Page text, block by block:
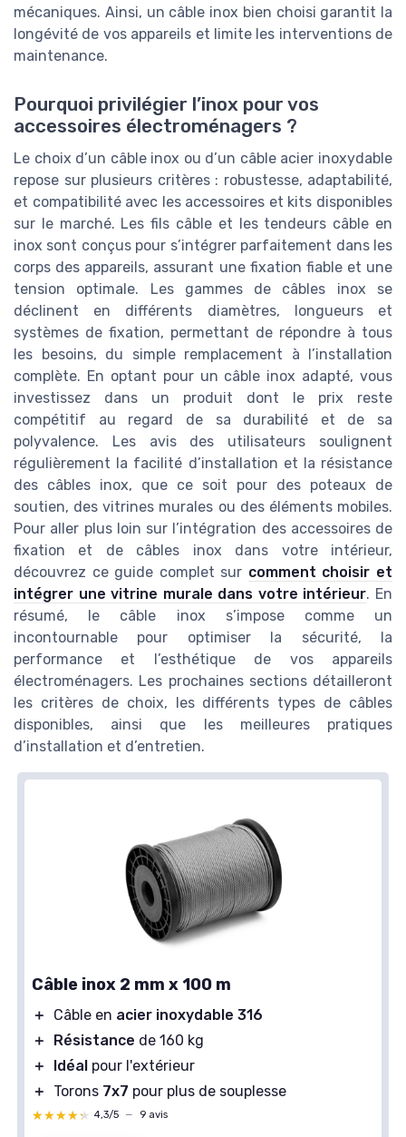
mécaniques. Ainsi, un câble inox bien choisi garantit la
longévité de vos appareils et limite les interventions de
maintenance.
Pourquoi privilégier l’inox pour vos
accessoires électroménagers ?
Le choix d’un câble inox ou d’un câble acier inoxydable
repose sur plusieurs critères : robustesse, adaptabilité,
et compatibilité avec les accessoires et kits disponibles
sur le marché. Les fils câble et les tendeurs câble en
inox sont conçus pour s’intégrer parfaitement dans les
corps des appareils, assurant une fixation fiable et une
tension optimale. Les gammes de câbles inox se
déclinent en différents diamètres, longueurs et
systèmes de fixation, permettant de répondre à tous
les besoins, du simple remplacement à l’installation
complète. En optant pour un câble inox adapté, vous
investissez dans un produit dont le prix reste
compétitif au regard de sa durabilité et de sa
polyvalence. Les avis des utilisateurs soulignent
régulièrement la facilité d’installation et la résistance
des câbles inox, que ce soit pour des poteaux de
soutien, des vitrines murales ou des éléments mobiles.
Pour aller plus loin sur l’intégration des accessoires de
fixation et de câbles inox dans votre intérieur,
découvrez ce guide complet sur comment choisir et
intégrer une vitrine murale dans votre intérieur. En
résumé, le câble inox s’impose comme un
incontournable pour optimiser la sécurité, la
performance et l’esthétique de vos appareils
électroménagers. Les prochaines sections détailleront
les critères de choix, les différents types de câbles
disponibles, ainsi que les meilleures pratiques
d’installation et d’entretien.
Câble inox 2 mm x 100 m
＋ Câble en acier inoxydable 316
＋
Résistance de 160 kg
＋
Idéal pour l'extérieur
＋
Torons 7x7 pour plus de souplesse
★★★★★
★★★★★ 4,3/5 — 9 avis